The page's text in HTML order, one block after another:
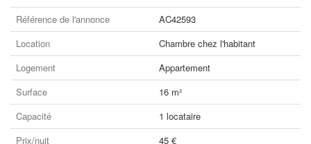
Référence de l'annonce
AC42593
Location
Chambre chez l'habitant
Logement
Appartement
Surface
16 m²
Capacité
1 locataire
Prix/nuit
45 €